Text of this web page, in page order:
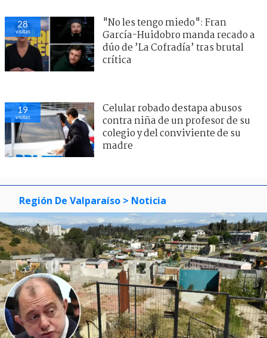
28
visitas
"No les tengo miedo": Fran
García-Huidobro manda recado a
dúo de ’La Cofradía’ tras brutal
crítica
19
visitas
Celular robado destapa abusos
contra niña de un profesor de su
colegio y del conviviente de su
madre
Región De Valparaíso > Noticia